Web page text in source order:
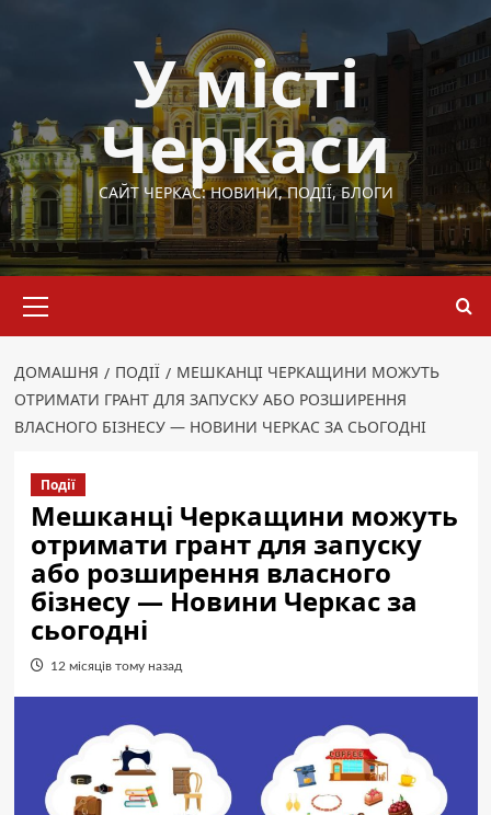
У місті
Черкаси
САЙТ ЧЕРКАС: НОВИНИ, ПОДІЇ, БЛОГИ
меню
ДОМАШНЯ ПОДІЇ
МЕШКАНЦІ ЧЕРКАЩИНИ МОЖУТЬ
ОТРИМАТИ ГРАНТ ДЛЯ ЗАПУСКУ АБО РОЗШИРЕННЯ
ВЛАСНОГО БІЗНЕСУ — НОВИНИ ЧЕРКАС ЗА СЬОГОДНІ
Події
Мешканці Черкащини можуть
отримати грант для запуску
або розширення власного
бізнесу — Новини Черкас за
сьогодні
12 місяців тому назад